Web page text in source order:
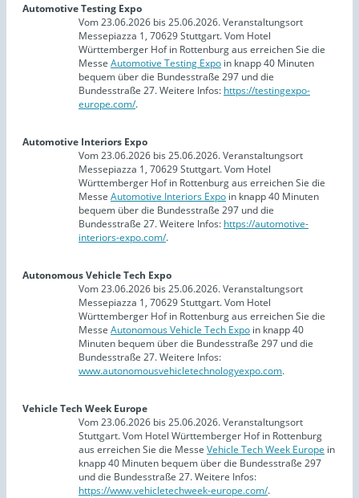
Automotive Testing Expo
Vom 23.06.2026 bis 25.06.2026. Veranstaltungsort
Messepiazza 1, 70629 Stuttgart. Vom Hotel
Württemberger Hof in Rottenburg aus erreichen Sie die
Messe Automotive Testing Expo in knapp 40 Minuten
bequem über die Bundesstraße 297 und die
Bundesstraße 27. Weitere Infos: https://testingexpo-
europe.com/.
Automotive Interiors Expo
Vom 23.06.2026 bis 25.06.2026. Veranstaltungsort
Messepiazza 1, 70629 Stuttgart. Vom Hotel
Württemberger Hof in Rottenburg aus erreichen Sie die
Messe Automotive Interiors Expo in knapp 40 Minuten
bequem über die Bundesstraße 297 und die
Bundesstraße 27. Weitere Infos: https://automotive-
interiors-expo.com/.
Autonomous Vehicle Tech Expo
Vom 23.06.2026 bis 25.06.2026. Veranstaltungsort
Messepiazza 1, 70629 Stuttgart. Vom Hotel
Württemberger Hof in Rottenburg aus erreichen Sie die
Messe Autonomous Vehicle Tech Expo in knapp 40
Minuten bequem über die Bundesstraße 297 und die
Bundesstraße 27. Weitere Infos:
www.autonomousvehicletechnologyexpo.com.
Vehicle Tech Week Europe
Vom 23.06.2026 bis 25.06.2026. Veranstaltungsort
Stuttgart. Vom Hotel Württemberger Hof in Rottenburg
aus erreichen Sie die Messe Vehicle Tech Week Europe in
knapp 40 Minuten bequem über die Bundesstraße 297
und die Bundesstraße 27. Weitere Infos:
https://www.vehicletechweek-europe.com/.